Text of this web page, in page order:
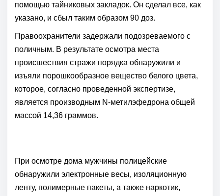
помощью тайниковых закладок. Он сделал все, как
указано, и сбыл таким образом 90 доз.
Правоохранители задержали подозреваемого с
поличным. В результате осмотра места
происшествия стражи порядка обнаружили и
изъяли порошкообразное вещество белого цвета,
которое, согласно проведенной экспертизе,
является производным N-метилэфедрона общей
массой 14,36 граммов.
При осмотре дома мужчины полицейские
обнаружили электронные весы, изоляционную
ленту, полимерные пакеты, а также наркотик,